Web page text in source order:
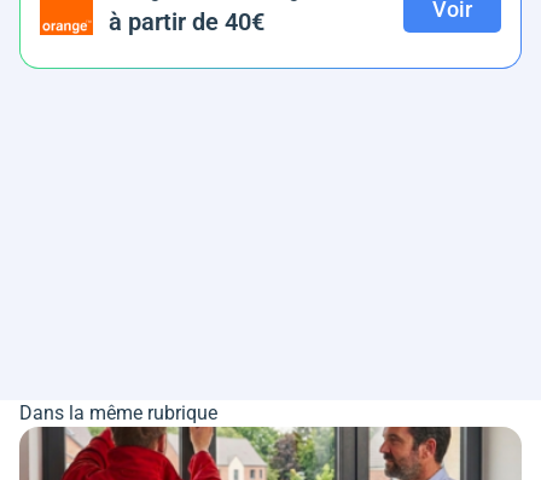
à partir de 40€ Voir
Dans la même rubrique